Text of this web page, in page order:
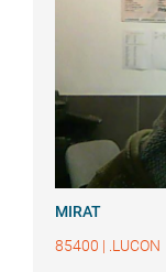
MIRAT
85400 | .LUCON